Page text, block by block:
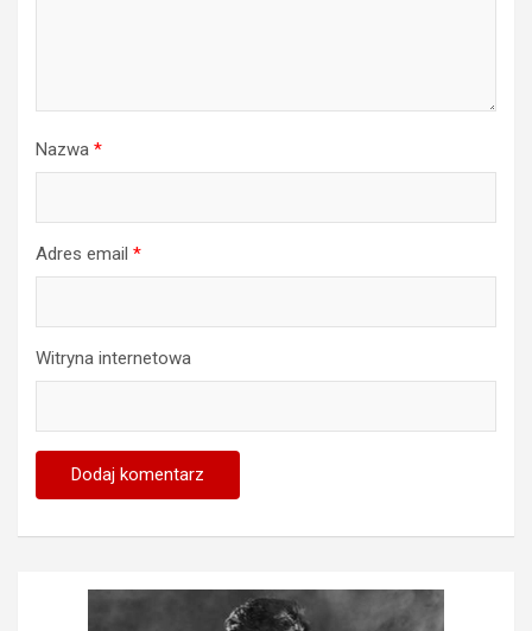
Nazwa *
Adres email *
Witryna internetowa